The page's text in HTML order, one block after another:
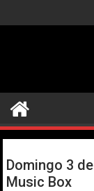
al
Domingo 3
Music Box